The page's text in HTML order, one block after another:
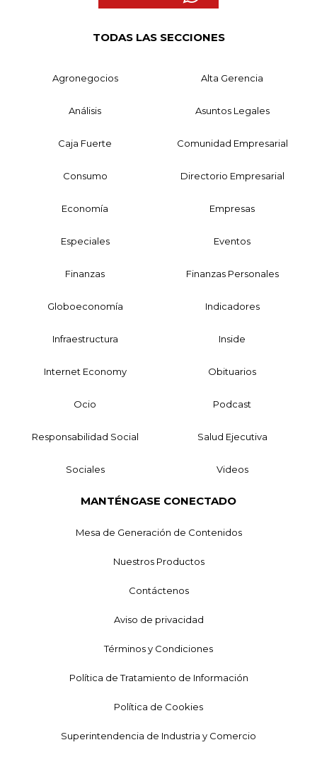
TODAS LAS SECCIONES
Agronegocios Alta Gerencia
Análisis Asuntos Legales
Caja Fuerte Comunidad Empresarial
Consumo Directorio Empresarial
Economía Empresas
Especiales Eventos
Finanzas Finanzas Personales
Globoeconomía Indicadores
Infraestructura Inside
Internet Economy Obituarios
Ocio Podcast
Responsabilidad Social Salud Ejecutiva
Sociales Videos
MANTÉNGASE CONECTADO
Mesa de Generación de Contenidos
Nuestros Productos
Contáctenos
Aviso de privacidad
Términos y Condiciones
Política de Tratamiento de Información
Política de Cookies
Superintendencia de Industria y Comercio